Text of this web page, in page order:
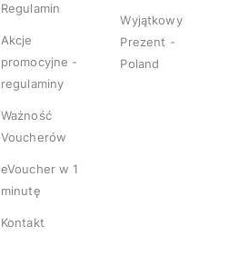
Regulamin
Akcje
promocyjne -
regulaminy
Ważność
Voucherów
eVoucher w 1
minutę
Kontakt
Wyjątkowy
Prezent -
Poland